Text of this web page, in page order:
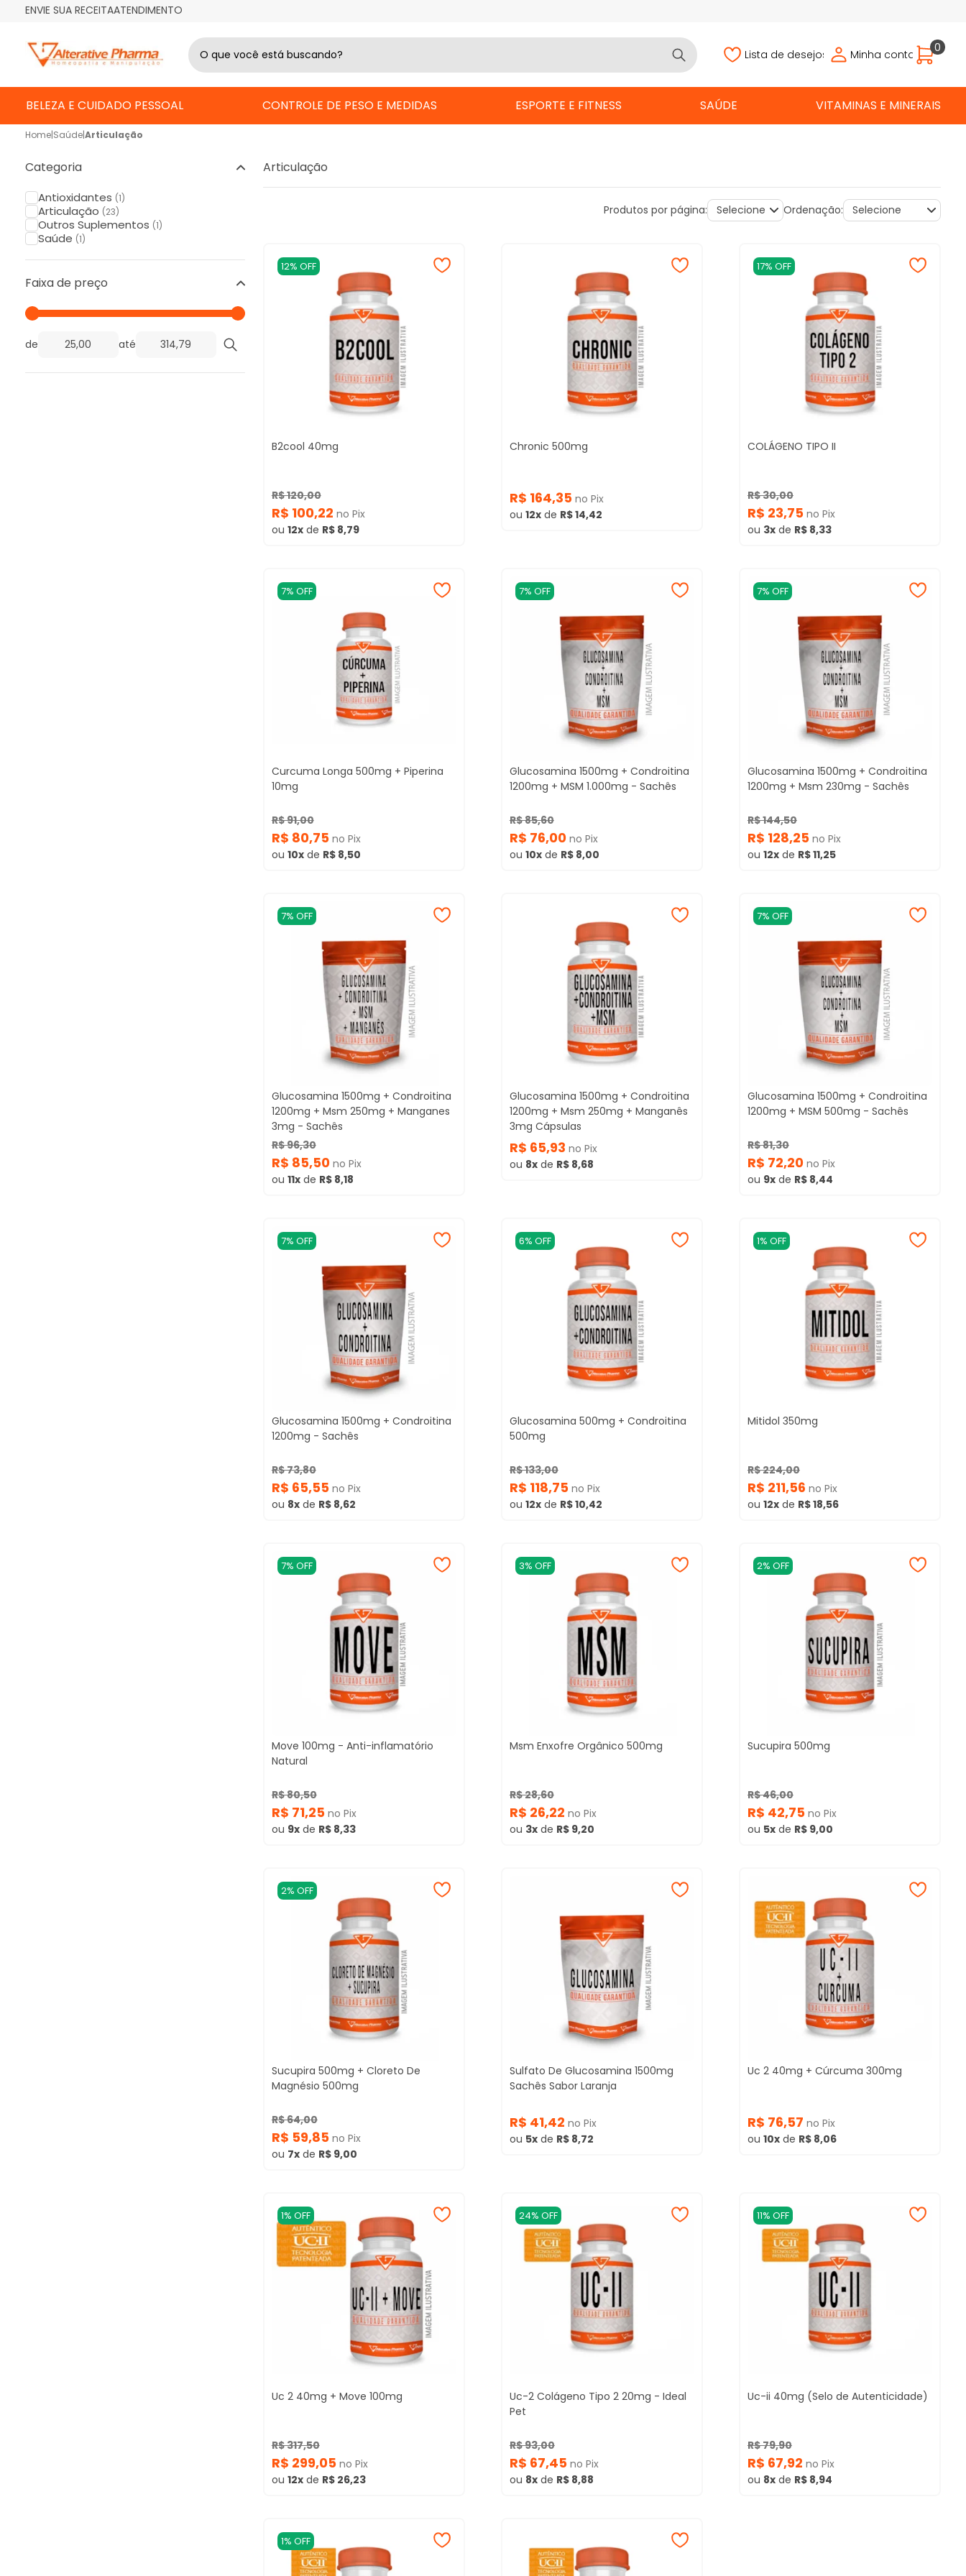
ENVIE SUA RECEITAATENDIMENTO
Lista de desejos Minha conta 0
BELEZA E CUIDADO PESSOAL CONTROLE DE PESO E MEDIDAS ESPORTE E FITNESS SAÚDE VITAMINAS E MINERAIS
Home|Saúde|Articulação
Categoria
Antioxidantes (1)
Articulação (23)
Outros Suplementos (1)
Saúde (1)
Faixa de preço
de até
Articulação
Produtos por página: Ordenação:
12% OFF
B2cool 40mg
R$ 120,00
R$ 100,22 no Pix
ou 12xde R$ 8,79
Chronic 500mg
R$ 164,35 no Pix
ou 12xde R$ 14,42
17% OFF
COLÁGENO TIPO II
R$ 30,00
R$ 23,75 no Pix
ou 3xde R$ 8,33
7% OFF
Curcuma Longa 500mg + Piperina
10mg
R$ 91,00
R$ 80,75 no Pix
ou 10xde R$ 8,50
7% OFF
Glucosamina 1500mg + Condroitina
1200mg + MSM 1.000mg - Sachês
R$ 85,60
R$ 76,00 no Pix
ou 10xde R$ 8,00
7% OFF
Glucosamina 1500mg + Condroitina
1200mg + Msm 230mg - Sachês
R$ 144,50
R$ 128,25 no Pix
ou 12xde R$ 11,25
7% OFF
Glucosamina 1500mg + Condroitina
1200mg + Msm 250mg + Manganes
3mg - Sachês
R$ 96,30
R$ 85,50 no Pix
ou 11xde R$ 8,18
Glucosamina 1500mg + Condroitina
1200mg + Msm 250mg + Manganês
3mg Cápsulas
R$ 65,93 no Pix
ou 8xde R$ 8,68
7% OFF
Glucosamina 1500mg + Condroitina
1200mg + MSM 500mg - Sachês
R$ 81,30
R$ 72,20 no Pix
ou 9xde R$ 8,44
7% OFF
Glucosamina 1500mg + Condroitina
1200mg - Sachês
R$ 73,80
R$ 65,55 no Pix
ou 8xde R$ 8,62
6% OFF
Glucosamina 500mg + Condroitina
500mg
R$ 133,00
R$ 118,75 no Pix
ou 12xde R$ 10,42
1% OFF
Mitidol 350mg
R$ 224,00
R$ 211,56 no Pix
ou 12xde R$ 18,56
7% OFF
Move 100mg - Anti-inflamatório
Natural
R$ 80,50
R$ 71,25 no Pix
ou 9xde R$ 8,33
3% OFF
Msm Enxofre Orgânico 500mg
R$ 28,60
R$ 26,22 no Pix
ou 3xde R$ 9,20
2% OFF
Sucupira 500mg
R$ 46,00
R$ 42,75 no Pix
ou 5xde R$ 9,00
2% OFF
Sucupira 500mg + Cloreto De
Magnésio 500mg
R$ 64,00
R$ 59,85 no Pix
ou 7xde R$ 9,00
Sulfato De Glucosamina 1500mg
Sachês Sabor Laranja
R$ 41,42 no Pix
ou 5xde R$ 8,72
Uc 2 40mg + Cúrcuma 300mg
R$ 76,57 no Pix
ou 10xde R$ 8,06
1% OFF
Uc 2 40mg + Move 100mg
R$ 317,50
R$ 299,05 no Pix
ou 12xde R$ 26,23
24% OFF
Uc-2 Colágeno Tipo 2 20mg - Ideal
Pet
R$ 93,00
R$ 67,45 no Pix
ou 8xde R$ 8,88
11% OFF
Uc-ii 40mg (Selo de Autenticidade)
R$ 79,90
R$ 67,92 no Pix
ou 8xde R$ 8,94
1% OFF